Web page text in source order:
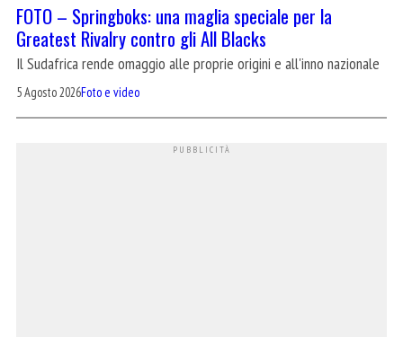
FOTO – Springboks: una maglia speciale per la
Greatest Rivalry contro gli All Blacks
Il Sudafrica rende omaggio alle proprie origini e all'inno nazionale
5 Agosto 2026Foto e video